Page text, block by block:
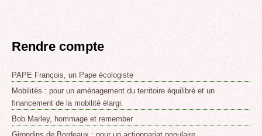
Rendre compte
PAPE François, un Pape écologiste
Mobilités : pour un aménagement du territoire équilibré et un
financement de la mobilité élargi.
Bob Marley, hommage et remember